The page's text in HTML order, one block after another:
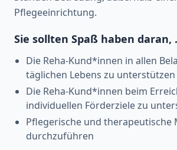
Pflegeeinrichtung.
Sie sollten Spaß haben daran,
Die Reha-Kund*innen in allen
täglichen Lebens zu
Die Reha-Kund*innen beim
individuellen Förderziele zu
Pflegerische und therapeutische
durchzuführen